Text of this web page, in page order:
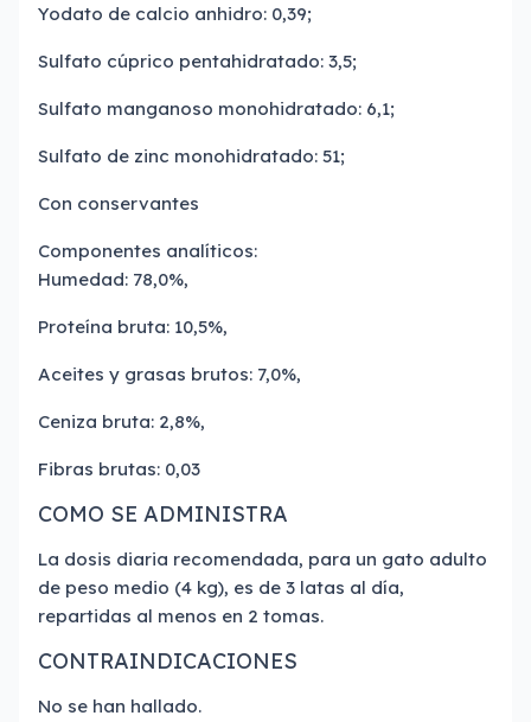
Yodato de calcio anhidro: 0,39;
Sulfato cúprico pentahidratado: 3,5;
Sulfato manganoso monohidratado: 6,1;
Sulfato de zinc monohidratado: 51;
Con conservantes
Componentes analíticos:
Humedad: 78,0%,
Proteína bruta: 10,5%,
Aceites y grasas brutos: 7,0%,
Ceniza bruta: 2,8%,
Fibras brutas: 0,03
COMO SE ADMINISTRA
La dosis diaria recomendada, para un gato adulto
de peso medio (4 kg), es de 3 latas al día,
repartidas al menos en 2 tomas.
CONTRAINDICACIONES
No se han hallado.